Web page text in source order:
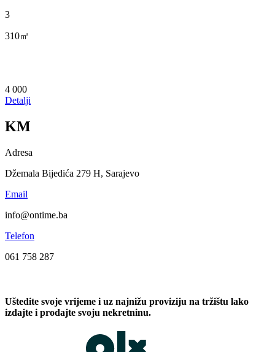
3
310㎡
4 000
Detalji
KM
Adresa
Džemala Bijedića 279 H, Sarajevo
Email
info@ontime.ba
Telefon
061 758 287
Uštedite svoje vrijeme i uz najnižu proviziju na tržištu lako
izdajte i prodajte svoju nekretninu.